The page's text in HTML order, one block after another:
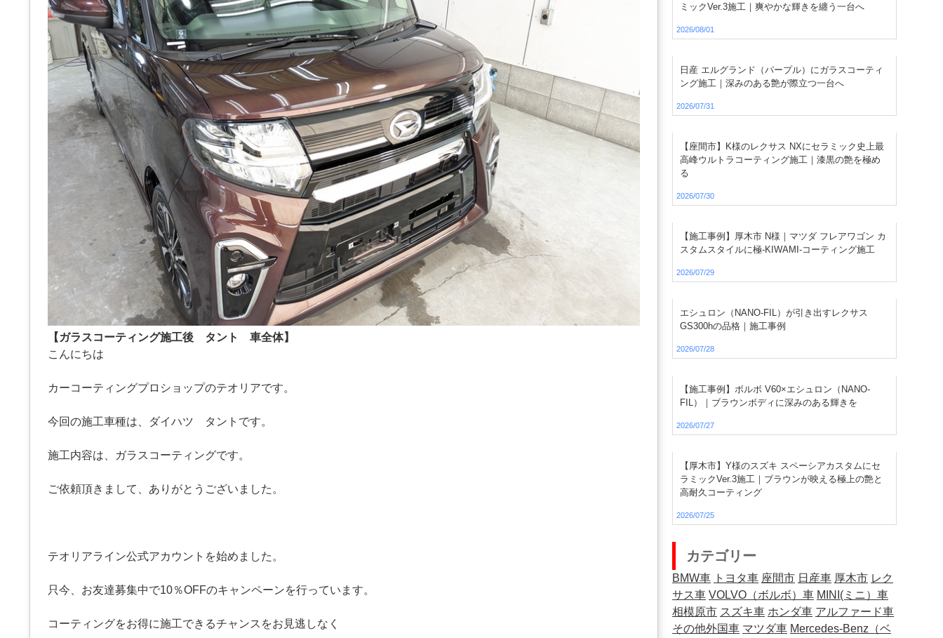
【ガラスコーティング施工後 タント 車全体】
こんにちは
カーコーティングプロショップのテオリアです。
今回の施工車種は、ダイハツ タントです。
施工内容は、ガラスコーティングです。
ご依頼頂きまして、ありがとうございました。
テオリアライン公式アカウントを始めました。
只今、お友達募集中で10％OFFのキャンペーンを行っています。
コーティングをお得に施工できるチャンスをお見逃しなく
ミックVer.3施工｜爽やかな輝きを纏う一台へ
2026/08/01
日産 エルグランド（パープル）にガラスコーティ
ング施工｜深みのある艶が際立つ一台へ
2026/07/31
【座間市】K様のレクサス NXにセラミック史上最
高峰ウルトラコーティング施工｜漆黒の艶を極め
る
2026/07/30
【施工事例】厚木市 N様｜マツダ フレアワゴン カ
スタムスタイルに極-KIWAMI-コーティング施工
2026/07/29
エシュロン（NANO-FIL）が引き出すレクサス
GS300hの品格｜施工事例
2026/07/28
【施工事例】ボルボ V60×エシュロン（NANO-
FIL）｜ブラウンボディに深みのある輝きを
2026/07/27
【厚木市】Y様のスズキ スペーシアカスタムにセ
ラミックVer.3施工｜ブラウンが映える極上の艶と
高耐久コーティング
2026/07/25
カテゴリー
BMW車 トヨタ車 座間市 日産車 厚木市 レク
サス車 VOLVO（ボルボ）車 MINI(ミニ）車
相模原市 スズキ車 ホンダ車 アルファード車
その他外国車 マツダ車 Mercedes-Benz（ベ